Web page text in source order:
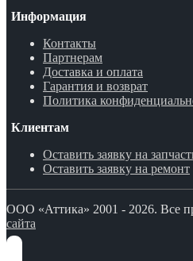
Информация
Контакты
Партнерам
Доставка и оплата
Гарантия и возврат
Политика
Клиентам
Оставить заявку на
Оставить заявку на ремонт
ООО «Аттика» 2001 - 2026. Все
сайта